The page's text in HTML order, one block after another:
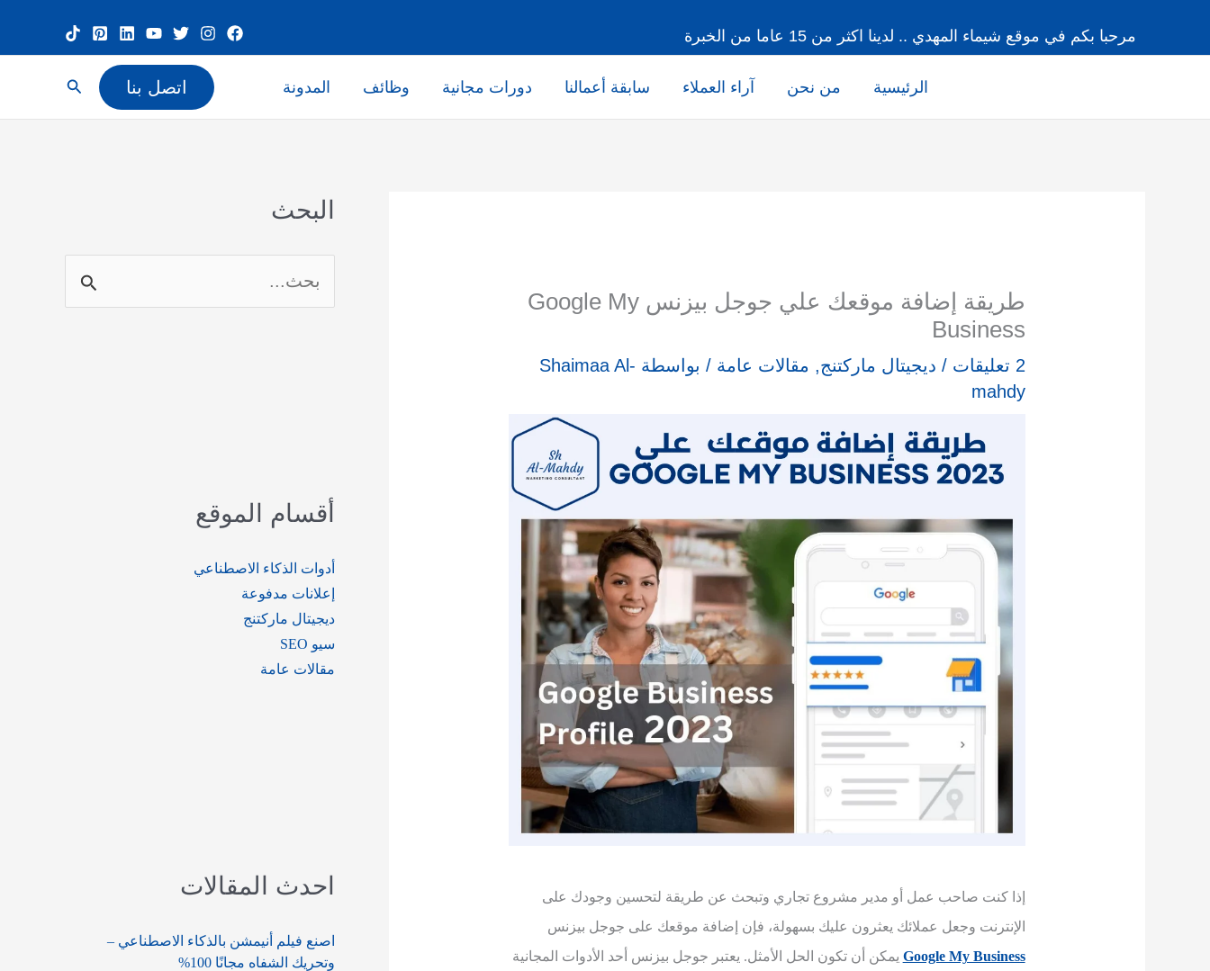
مرحبا بكم في موقع شيماء المهدي .. لدينا اكثر من 15 عاما من الخبرة
الرئيسية من نحن آراء العملاء سابقة أعمالنا دورات مجانية وظائف المدونة اتصل بنا البحث
طريقة إضافة موقعك علي جوجل بيزنس Google My
Business
2 تعليقات / ديجيتال ماركتنج, مقالات عامة / بواسطة Shaimaa Al-
mahdy
إذا كنت صاحب عمل أو مدير مشروع تجاري وتبحث عن طريقة لتحسين وجودك على
الإنترنت وجعل عملائك يعثرون عليك بسهولة، فإن إضافة موقعك على جوجل بيزنس
Google My Business يمكن أن تكون الحل الأمثل. يعتبر جوجل بيزنس أحد الأدوات المجانية
البحث
نأقسام الموقع
أدوات الذكاء الاصطناعي
إعلانات مدفوعة
ديجيتال ماركتنج
سيو SEO
مقالات عامة
احدث المقالات
اصنع فيلم أنيمشن بالذكاء الاصطناعي –
وتحريك الشفاه مجانًا 100%